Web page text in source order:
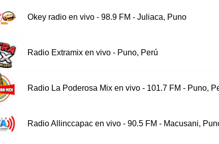
Okey radio en vivo - 98.9 FM - Juliaca, Puno
Radio Extramix en vivo - Puno, Perú
Radio La Poderosa Mix en vivo - 101.7 FM - Puno,
Radio Allinccapac en vivo - 90.5 FM - Macusani,